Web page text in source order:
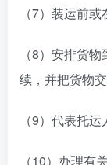
（7）装运前
（8）安排货
续，并把货物交
（9）代表托
（10）办理有